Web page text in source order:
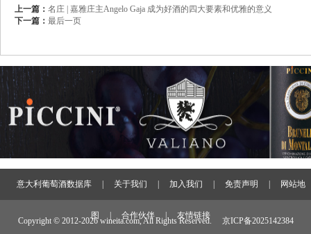
上一篇： 名庄 | 嘉雅庄主Angelo Gaja 成为好酒的四大要素和优雅的意义
下一篇： 最后一页
意大利葡萄酒数据库 关于我们 加入我们 免责声明 网站地
图 合作伙伴 友情链接
Copyright © 2012-2026 wineita.com, All Rights Reserved. 京ICP备2025142384